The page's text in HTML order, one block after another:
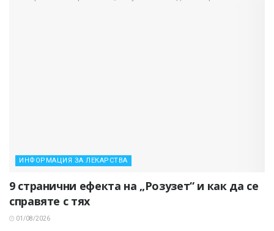
ИНФОРМАЦИЯ ЗА ЛЕКАРСТВА
9 странични ефекта на „Розузет“ и как да се
справяте с тях
01/08/2026